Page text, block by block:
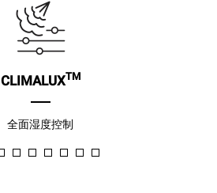
CLIMALUXTM
全面湿度控制